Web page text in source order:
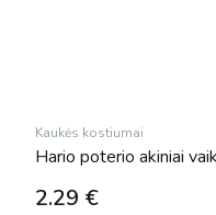
Kaukės kostiumai
Hario poterio akiniai
2.29 €